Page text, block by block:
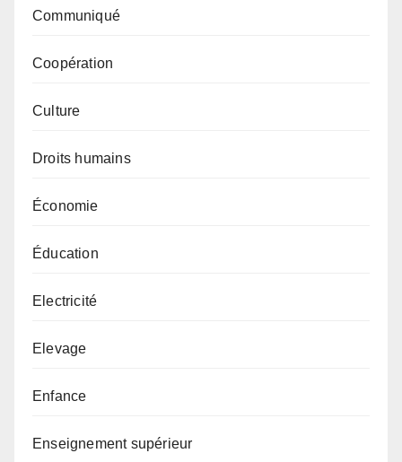
Communiqué
Coopération
Culture
Droits humains
Économie
Éducation
Electricité
Elevage
Enfance
Enseignement supérieur